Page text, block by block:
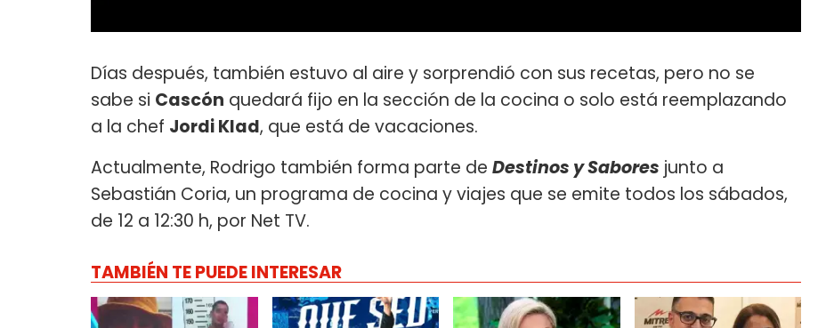
Días después, también estuvo al aire y sorprendió con sus recetas, pero no se
sabe si Cascón quedará fijo en la sección de la cocina o solo está reemplazando
a la chef Jordi Klad, que está de vacaciones.
Actualmente, Rodrigo también forma parte de Destinos y Sabores junto a
Sebastián Coria, un programa de cocina y viajes que se emite todos los sábados,
de 12 a 12:30 h, por Net TV.
TAMBIÉN TE PUEDE INTERESAR